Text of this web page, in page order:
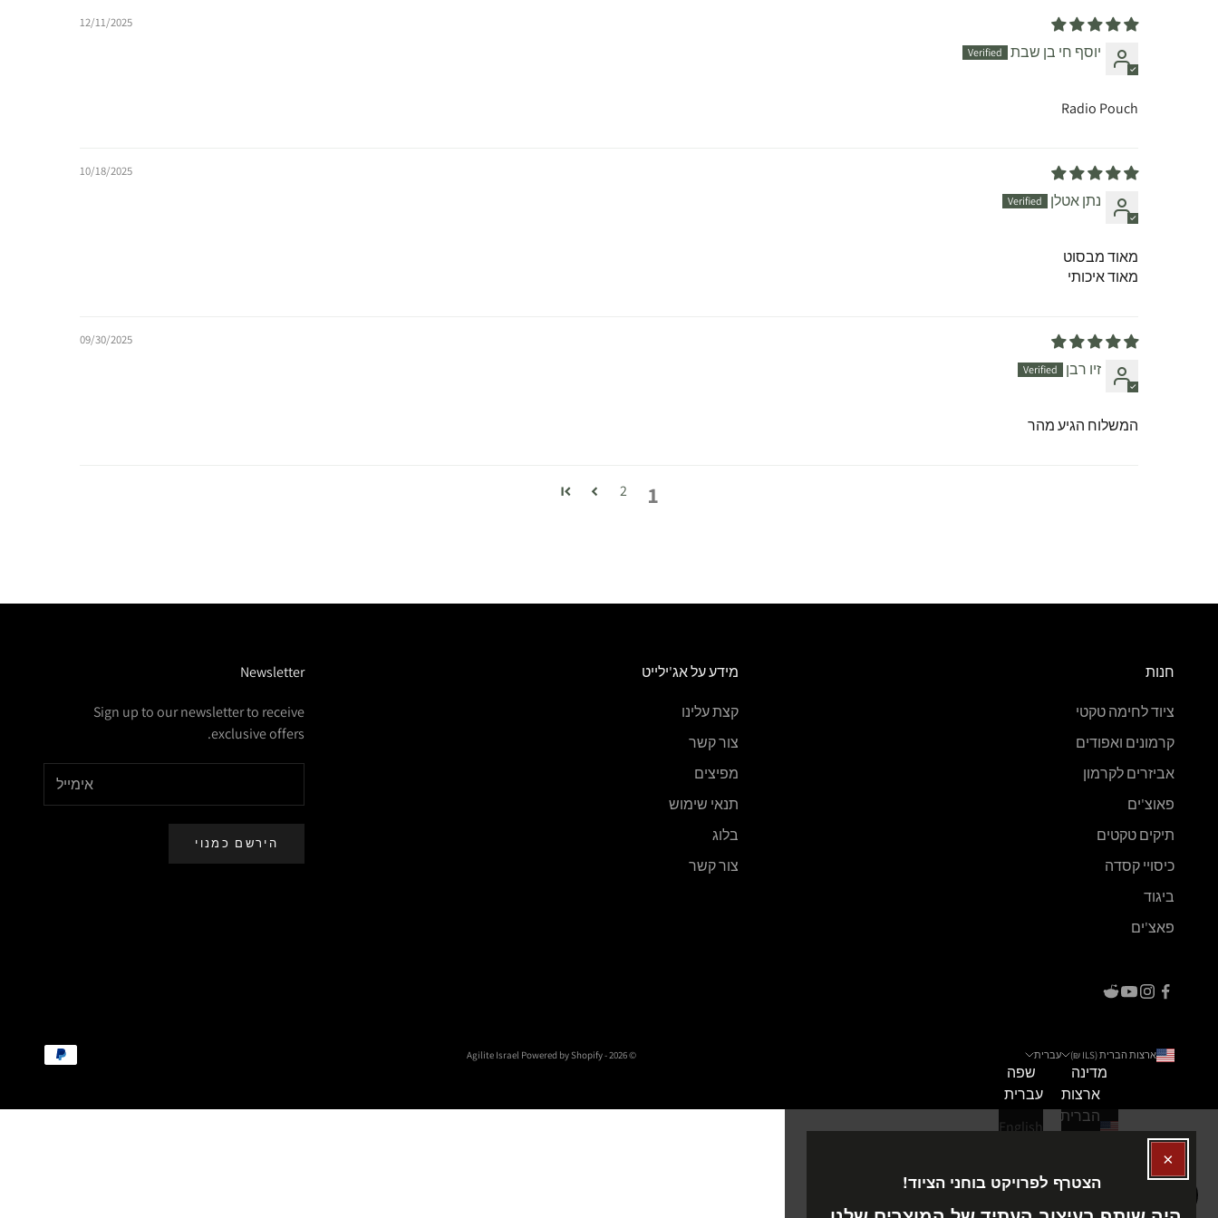
12/11/2025
יוסף חי בן שבת
Radio Pouch
10/18/2025
נתן אטלן
מאוד מבסוט
מאוד איכותי
09/30/2025
זיו רבן
המשלוח הגיע מהר
1
2
חנות
ציוד לחימה טקטי
קרמונים ואפודים
אביזרים לקרמון
פאוצ'ים
תיקים טקטים
כיסויי קסדה
ביגוד
פאצ'ים
מידע על אג'ילייט
קצת עלינו
צור קשר
מפיצים
תנאי שימוש
בלוג
צור קשר
Newsletter
Sign up to our newsletter to receive
exclusive offers.
הירשם כמנוי
ארצות הברית (ILS ₪)
מדינה
ארצות
הברית
ישראל
(ILS
עברית
שפה
עברית
English
© 2026 - Agilite Israel
Powered by Shopify